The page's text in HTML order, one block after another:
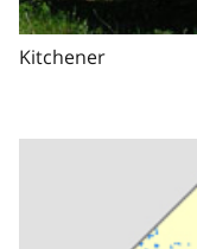
Kitchener